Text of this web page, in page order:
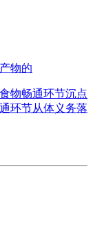
物的
物畅通环节沉点
环节从体义务落